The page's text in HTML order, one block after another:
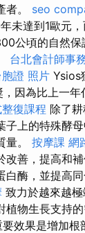
者。 seo
未達到1歐元
公頃的自然
台北會計師事
胞證 照片 Ysios
，因為比上一年
復課程 除了
子上的特殊酵
量。 按摩課 網
改善，提高和
白酶，並提高
致力於越來越
植物生長支持的
效果是增加根